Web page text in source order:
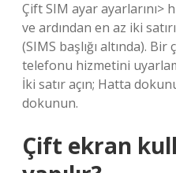
Çift SIM ayar ayarlarını>
ve ardından en az iki
(SIMS başlığı altında).
telefonu hizmetini
İki satır açın; Hatta
dokunun.
Çift ekran